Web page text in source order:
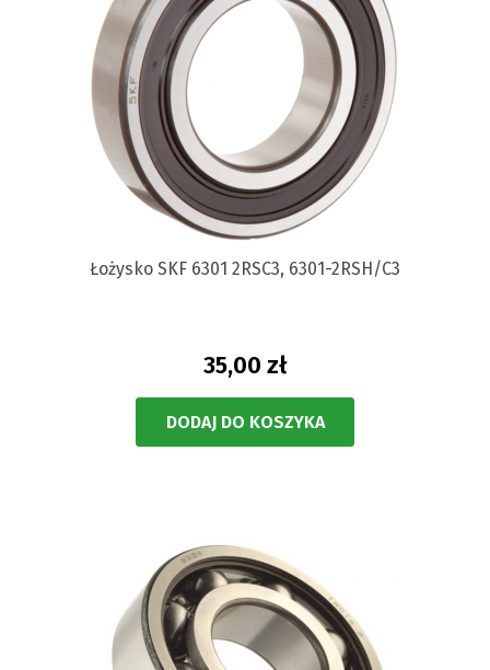
Łożysko SKF 6301 2RSC3, 6301-2RSH/C3
35,00 zł
DODAJ DO KOSZYKA